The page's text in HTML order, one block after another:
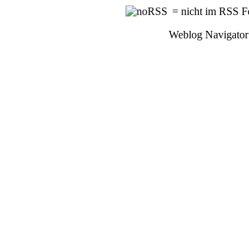
= nicht im RSS
Weblog Navigator